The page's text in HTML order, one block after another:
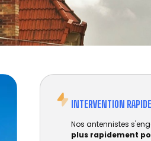
INTERVENTION RAPIDE
Nos antennistes
plus rapidement